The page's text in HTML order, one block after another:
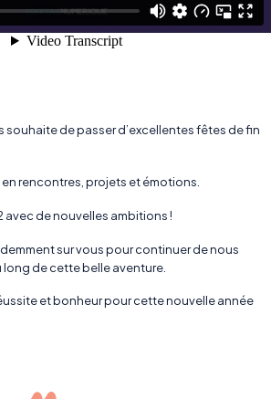
souhaite de passer d’excellentes fêtes de fin
rencontres, projets et émotions.
avec de nouvelles ambitions !
sur vous pour continuer de nous
de cette belle aventure.
et bonheur pour cette nouvelle année